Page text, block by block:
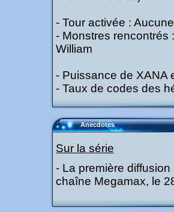
- Tour activée : Aucune
- Monstres rencontrés
William
- Puissance de XANA
- Taux de codes des
Anecdotes
Sur la série
- La première
chaîne Megamax, le